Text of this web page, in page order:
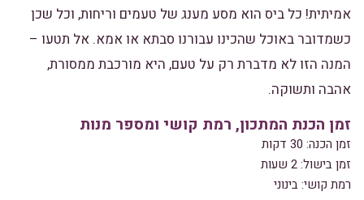
אמיתית! כל ביס הוא מסע מענג של טעמים וריחות, וכל שכן
כשמדובר באוכל שהכינו עבורנו סבתא או אמא. אל תטעו –
המנה הזו לא מדברת רק על טעם, היא מורכבת ממסורת,
אהבה ותשוקה.
זמן הכנת המתכון, רמת קושי ומספר מנות
זמן הכנה: 30 דקות
זמן בישול: 2 שעות
רמת קושי: בינוני